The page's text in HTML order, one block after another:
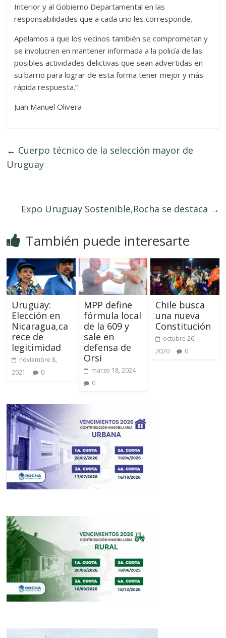
Interior y al Gobierno Departamental en las
responsabilidades que a cada uno les corresponde.
Apelamos a que los vecinos también se comprometan y
se involucren en mantener informada a la policía de las
posibles actividades delictivas que sean advertidas en
su barrio para lograr de esta forma tener mejor y más
rápida respuesta.”
Juan Manuel Olivera
← Cuerpo técnico de la selección mayor de
Uruguay
Expo Uruguay Sostenible,Rocha se destaca →
También puede interesarte
Uruguay:
Elección en
Nicaragua,ca
rece de
legitimidad
noviembre 8,
2021
0
MPP define
fórmula local
de la 609 y
sale en
defensa de
Orsi
marzo 18, 2024
0
Chile busca
una nueva
Constitución
octubre 26,
2020
0